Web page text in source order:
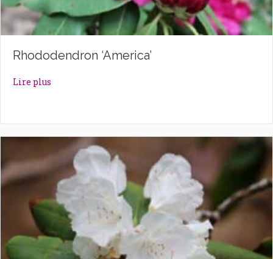
Rhododendron ‘America’
Lire plus